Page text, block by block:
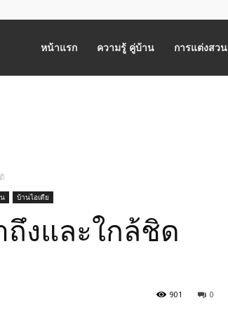
หน้าแรก ความรู้ คู่บ้าน การแต่งสวน
บ้านไอเดีย
งและใกล้ชิด
0
901